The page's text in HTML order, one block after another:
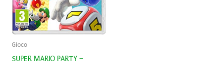
Gioco
SUPER MARIO PARTY –